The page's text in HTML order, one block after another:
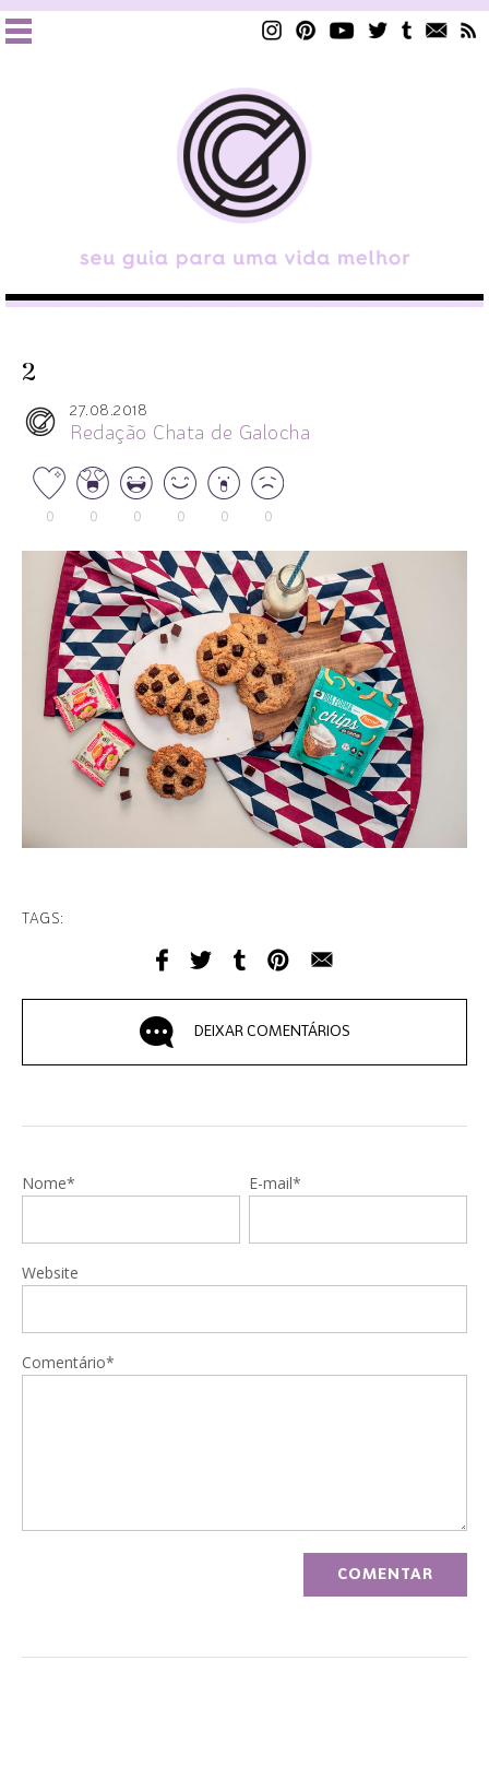
2
27.08.2018
Redação Chata de Galocha
0 0 0 0 0 0
TAGS:
DEIXAR COMENTÁRIOS
Nome* E-mail*
Website
Comentário*